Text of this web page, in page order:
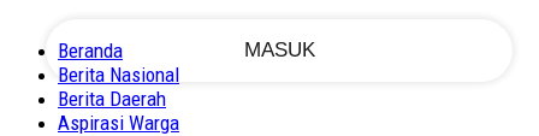
Beranda
Berita Nasional
Berita Daerah
Aspirasi Warga